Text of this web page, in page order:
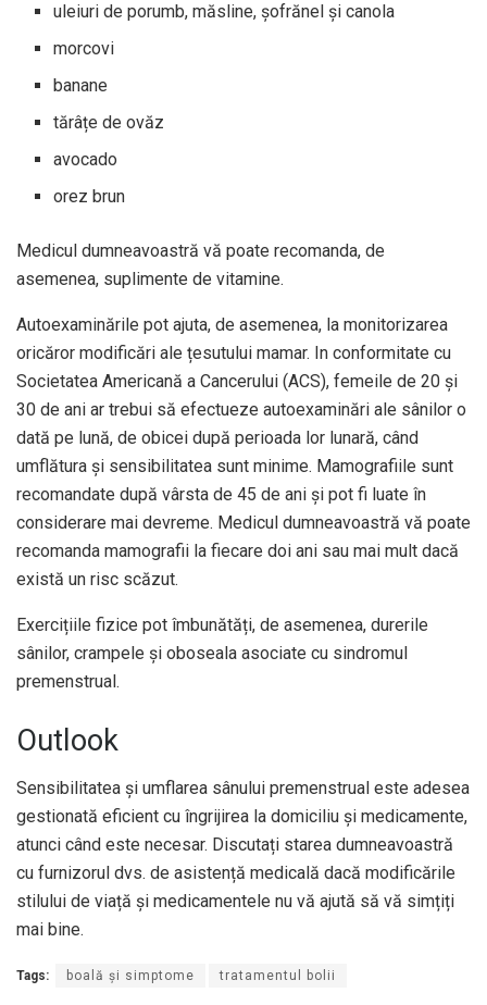
uleiuri de porumb, măsline, șofrănel și canola
morcovi
banane
tărâțe de ovăz
avocado
orez brun
Medicul dumneavoastră vă poate recomanda, de
asemenea, suplimente de vitamine.
Autoexaminările pot ajuta, de asemenea, la monitorizarea
oricăror modificări ale țesutului mamar. In conformitate cu
Societatea Americană a Cancerului (ACS), femeile de 20 și
30 de ani ar trebui să efectueze autoexaminări ale sânilor o
dată pe lună, de obicei după perioada lor lunară, când
umflătura și sensibilitatea sunt minime. Mamografiile sunt
recomandate după vârsta de 45 de ani și pot fi luate în
considerare mai devreme. Medicul dumneavoastră vă poate
recomanda mamografii la fiecare doi ani sau mai mult dacă
există un risc scăzut.
Exercițiile fizice pot îmbunătăți, de asemenea, durerile
sânilor, crampele și oboseala asociate cu sindromul
premenstrual.
Outlook
Sensibilitatea și umflarea sânului premenstrual este adesea
gestionată eficient cu îngrijirea la domiciliu și medicamente,
atunci când este necesar. Discutați starea dumneavoastră
cu furnizorul dvs. de asistență medicală dacă modificările
stilului de viață și medicamentele nu vă ajută să vă simțiți
mai bine.
Tags: boală și simptome tratamentul bolii